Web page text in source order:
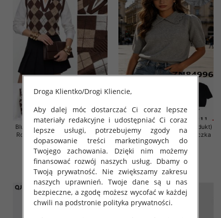
Bluzki damskie (Francja produkt)
Roz Standard, Mix Kolor Paczka
10 szt
60.00 zł
szczegóły
Bluzki damskie (Francja produkt)
Roz S/M-M/L, Mix Kolor Paczka
10 szt
50.00 zł
szczegóły
Droga Klientko/Drogi Kliencie,
Aby dalej móc dostarczać Ci coraz lepsze
materiały redakcyjne i udostępniać Ci coraz
lepsze usługi, potrzebujemy zgody na
dopasowanie treści marketingowych do
Twojego zachowania. Dzięki nim możemy
finansować rozwój naszych usług. Dbamy o
Twoją prywatność. Nie zwiększamy zakresu
naszych uprawnień. Twoje dane są u nas
bezpieczne, a zgodę możesz wycofać w każdej
chwili na podstronie polityka prywatności.